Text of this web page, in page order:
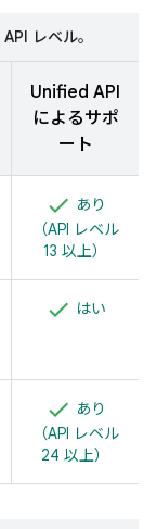
レベル。
Unified API
によるサポ
ート
あり
（API レベル
13 以上）
はい
あり
（API レベル
24 以上）